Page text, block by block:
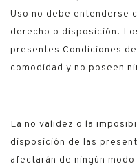
Uso no debe entenderse
derecho o disposición.
presentes Condiciones
comodidad y no poseen
La no validez o la
disposición de las
afectarán de ningún